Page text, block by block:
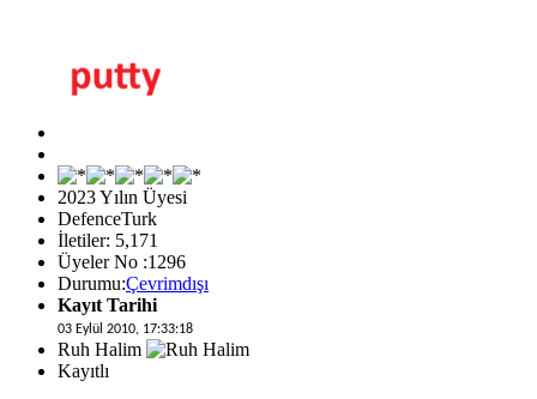
2023 Yılın Üyesi
DefenceTurk
İletiler: 5,171
Üyeler No :1296
Durumu:Çevrimdışı
Kayıt Tarihi
03 Eylül 2010, 17:33:18
Ruh Halim
Kayıtlı